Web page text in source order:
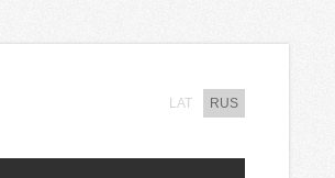
LAT RUS